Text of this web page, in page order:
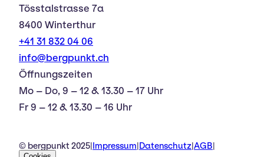
Tösstalstrasse 7a
8400 Winterthur
+41 31 832 04 06
info@bergpunkt.ch
Öffnungszeiten
Mo – Do, 9 – 12 & 13.30 – 17 Uhr
Fr 9 – 12 & 13.30 – 16 Uhr
© bergpunkt 2025 Impressum Datenschutz AGB